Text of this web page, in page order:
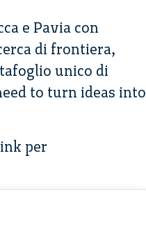
e Pavia con
di frontiera,
unico di
to turn ideas into
per